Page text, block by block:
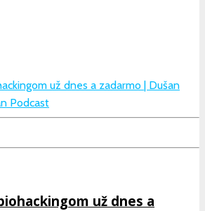
už dnes a